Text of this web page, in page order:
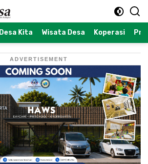
Desa Kita Wisata Desa Koperasi
ADVERTISEMENT